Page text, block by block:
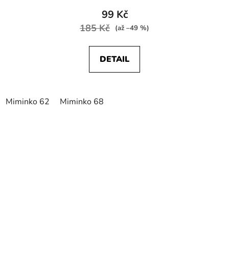
99 Kč
185 Kč (až –49 %)
DETAIL
Miminko 62 Miminko 68